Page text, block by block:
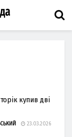
купив дві
23.03.2026